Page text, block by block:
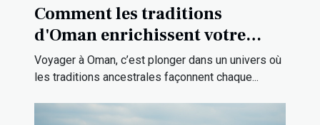
Comment les traditions
d'Oman enrichissent votre
expérience de voyage ?
Voyager à Oman, c’est plonger dans un univers où
les traditions ancestrales façonnent chaque...